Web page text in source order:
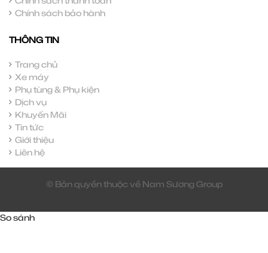
Chính sách bảo hành
THÔNG TIN
Trang chủ
Xe máy
Phụ tùng & Phụ kiện
Dịch vụ
Khuyến Mãi
Tin tức
Giới thiệu
Liên hệ
© Bản quyền thuộc về Nam Sương Group
So sánh